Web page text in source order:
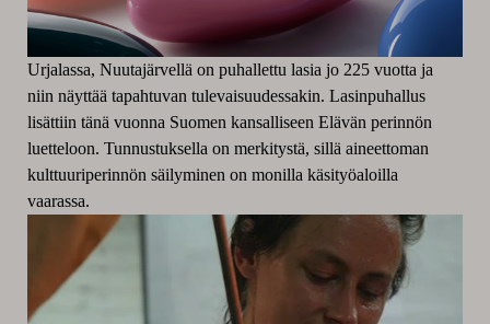
Urjalassa, Nuutajärvellä on puhallettu lasia jo 225 vuotta ja
niin näyttää tapahtuvan tulevaisuudessakin. Lasinpuhallus
lisättiin tänä vuonna Suomen kansalliseen Elävän perinnön
luetteloon. Tunnustuksella on merkitystä, sillä aineettoman
kulttuuriperinnön säilyminen on monilla käsityöaloilla
vaarassa.